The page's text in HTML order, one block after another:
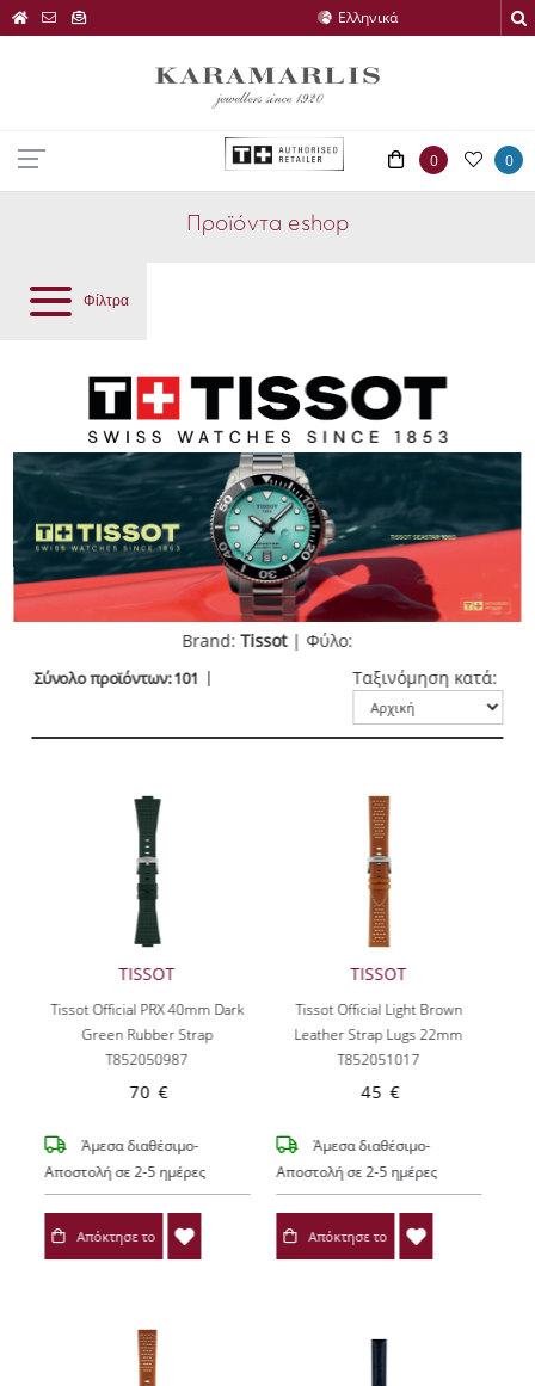
0 0
Προϊόντα eshop
Φίλτρα
Brand:Tissot| Φύλο:
Σύνολο προϊόντων: 101 Ταξινόμηση κατά:
TISSOT
Tissot Official PRX 40mm Dark
Green Rubber Strap
T852050987
70 €
Άμεσα διαθέσιμο-
Αποστολή σε 2-5 ημέρες
Απόκτησε το
TISSOT
Tissot Official Light Brown
Leather Strap Lugs 22mm
T852051017
45 €
Άμεσα διαθέσιμο-
Αποστολή σε 2-5 ημέρες
Απόκτησε το